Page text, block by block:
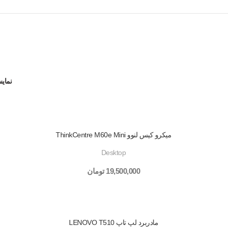
میکرو کیس لنوو ThinkCentre M60e Mini
Desktop
19,500,000 تومان
مادربرد لپ تاپ LENOVO T510